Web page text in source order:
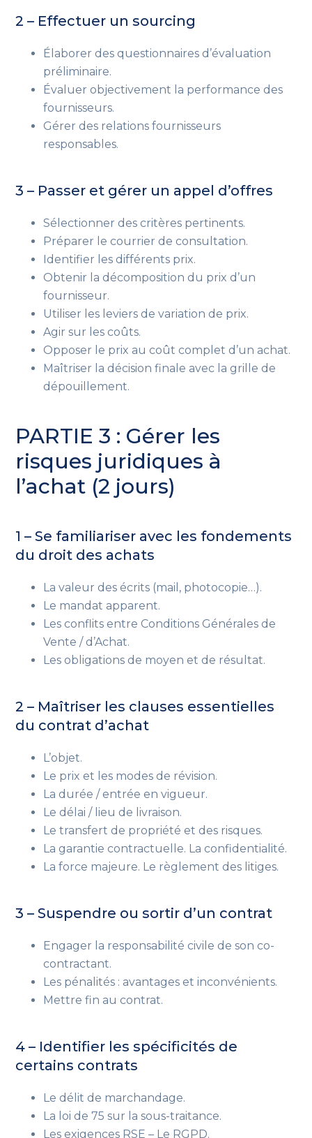
2 – Effectuer un sourcing
Élaborer des questionnaires d’évaluation
préliminaire.
Évaluer objectivement la performance des
fournisseurs.
Gérer des relations fournisseurs
responsables.
3 – Passer et gérer un appel d’offres
Sélectionner des critères pertinents.
Préparer le courrier de consultation.
Identifier les différents prix.
Obtenir la décomposition du prix d’un
fournisseur.
Utiliser les leviers de variation de prix.
Agir sur les coûts.
Opposer le prix au coût complet d’un achat.
Maîtriser la décision finale avec la grille de
dépouillement.
PARTIE 3 : Gérer les
risques juridiques à
l’achat (2 jours)
1 – Se familiariser avec les fondements
du droit des achats
La valeur des écrits (mail, photocopie…).
Le mandat apparent.
Les conflits entre Conditions Générales de
Vente / d’Achat.
Les obligations de moyen et de résultat.
2 – Maîtriser les clauses essentielles
du contrat d’achat
L’objet.
Le prix et les modes de révision.
La durée / entrée en vigueur.
Le délai / lieu de livraison.
Le transfert de propriété et des risques.
La garantie contractuelle. La confidentialité.
La force majeure. Le règlement des litiges.
3 – Suspendre ou sortir d’un contrat
Engager la responsabilité civile de son co-
contractant.
Les pénalités : avantages et inconvénients.
Mettre fin au contrat.
4 – Identifier les spécificités de
certains contrats
Le délit de marchandage.
La loi de 75 sur la sous-traitance.
Les exigences RSE – Le RGPD.